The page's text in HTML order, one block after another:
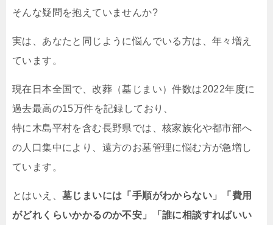
そんな疑問を抱えていませんか?
実は、あなたと同じように悩んでいる方は、年々増え
ています。
現在日本全国で、改葬（墓じまい）件数は2022年度に
過去最高の15万件を記録しており、
特に木島平村を含む長野県では、核家族化や都市部へ
の人口集中により、遠方のお墓管理に悩む方が急増し
ています。
とはいえ、 墓じまいには「手順がわからない」「費用
がどれくらいかかるのか不安」「誰に相談すればいい